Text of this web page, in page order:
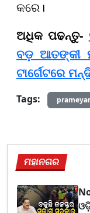
କରେ।
ଅଧିକ ପଢନ୍ତୁ-
ବଡ଼ ଆତଙ୍କୀ
ଟାର୍ଗେଟରେ
Tags:
ମହାନଗର